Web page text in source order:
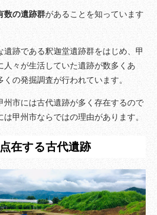
数の遺跡群があることを知っています
遺跡である釈迦堂遺跡群をはじめ、甲
人々が生活していた遺跡が数多くあ
くの発掘調査が行われています。
州市には古代遺跡が多く存在するので
は甲州市ならではの理由があります。
在する古代遺跡